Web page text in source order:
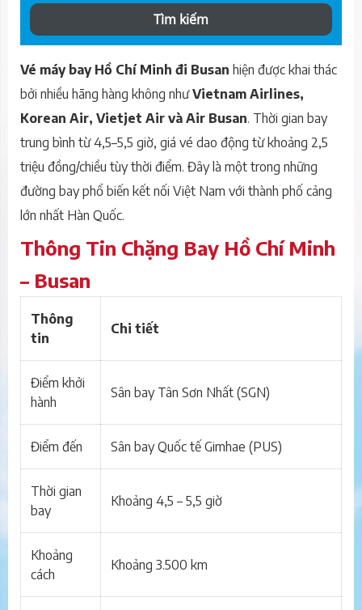
Tìm kiếm
Vé máy bay Hồ Chí Minh đi Busan hiện được khai thác
bởi nhiều hãng hàng không nhưVietnam Airlines,
Korean Air, Vietjet Air và Air Busan. Thời gian bay
trung bình từ 4,5–5,5 giờ, giá vé dao động từ khoảng 2,5
triệu đồng/chiều tùy thời điểm. Đây là một trong những
đường bay phổ biến kết nối Việt Nam với thành phố cảng
lớn nhất Hàn Quốc.
Thông Tin Chặng Bay Hồ Chí Minh
– Busan
Thông
tin
Chi tiết
Điểm khởi
hành
Sân bay Tân Sơn Nhất (SGN)
Điểm đến Sân bay Quốc tế Gimhae (PUS)
Thời gian
bay
Khoảng 4,5 – 5,5 giờ
Khoảng
cách
Khoảng 3.500 km